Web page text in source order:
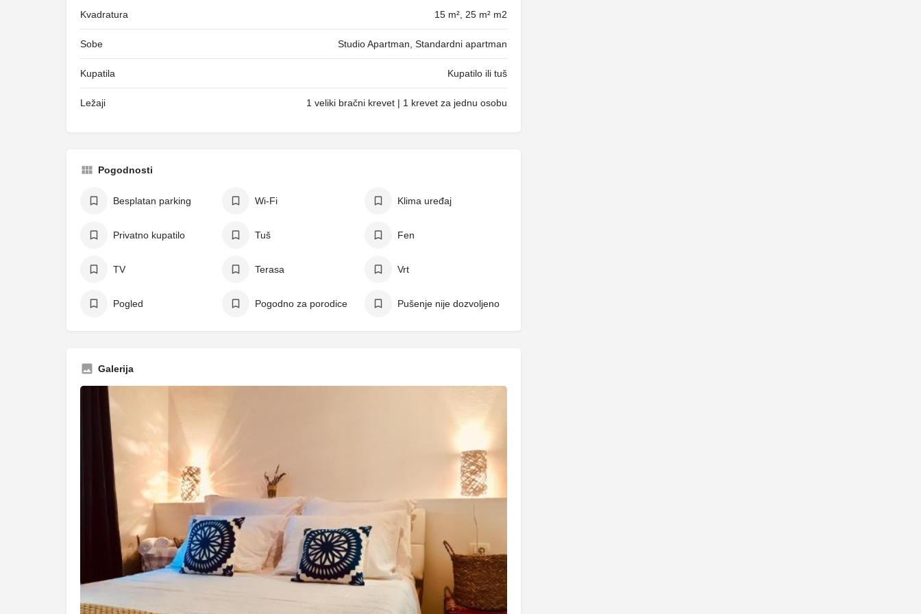
Kvadratura 15 m², 25 m² m2
Sobe Studio Apartman, Standardni apartman
Kupatila Kupatilo ili tuš
Ležaji 1 veliki bračni krevet | 1 krevet za jednu osobu
Pogodnosti
Besplatan parking Wi-Fi Klima uređaj
Privatno kupatilo Tuš Fen
TV Terasa Vrt
Pogled Pogodno za porodice Pušenje nije dozvoljeno
Galerija